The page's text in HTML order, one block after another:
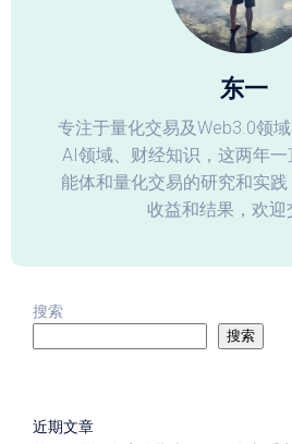
东一
专注于量化交易及Web3.0领
AI领域、财经知识，这两年
能体和量化交易的研究和实
收益和结果，欢迎
搜索
搜索
近期文章